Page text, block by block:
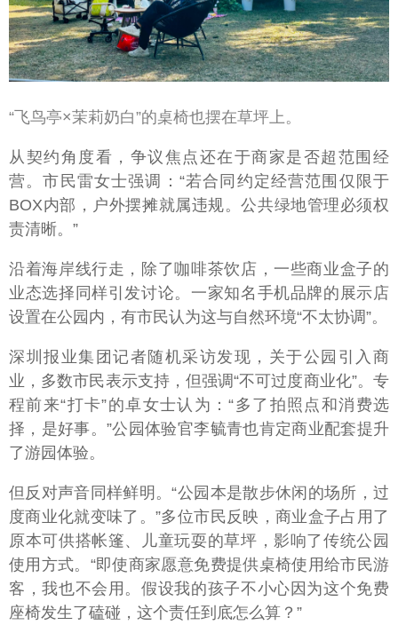
“飞鸟亭×茉莉奶白”的桌椅也摆在草坪上。
从契约角度看，争议焦点还在于商家是否超范围经
营。市民雷女士强调：“若合同约定经营范围仅限于
BOX内部，户外摆摊就属违规。公共绿地管理必须权
责清晰。”
沿着海岸线行走，除了咖啡茶饮店，一些商业盒子的
业态选择同样引发讨论。一家知名手机品牌的展示店
设置在公园内，有市民认为这与自然环境“不太协调”。
深圳报业集团记者随机采访发现，关于公园引入商
业，多数市民表示支持，但强调“不可过度商业化”。专
程前来“打卡”的卓女士认为：“多了拍照点和消费选
择，是好事。”公园体验官李毓青也肯定商业配套提升
了游园体验。
但反对声音同样鲜明。“公园本是散步休闲的场所，过
度商业化就变味了。”多位市民反映，商业盒子占用了
原本可供搭帐篷、儿童玩耍的草坪，影响了传统公园
使用方式。“即使商家愿意免费提供桌椅使用给市民游
客，我也不会用。假设我的孩子不小心因为这个免费
座椅发生了磕碰，这个责任到底怎么算？”